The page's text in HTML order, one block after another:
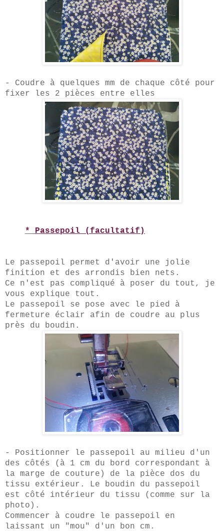
- Coudre à quelques mm de chaque côté pour
fixer les 2 pièces entre elles
* Passepoil (facultatif)
Le passepoil permet d'avoir une jolie
finition et des arrondis bien nets.
Ce n'est pas compliqué à poser du tout, je
vous explique tout.
Le passepoil se pose avec le pied à
fermeture éclair afin de coudre au plus
près du boudin.
- Positionner le passepoil au milieu d'un
des côtés (à 1 cm du bord correspondant à
la marge de couture)
de la pièce dos du
tissu extérieur.
Le boudin du passepoil
est côté intérieur du tissu (comme sur la
photo).
Commencer à coudre le passepoil en
laissant un "mou" d'un bon cm.